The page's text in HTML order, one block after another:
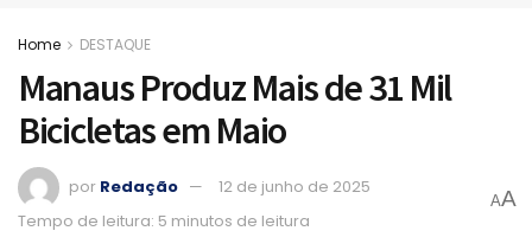
Home DESTAQUE
Manaus Produz Mais de 31 Mil
Bicicletas em Maio
por Redação
12 de junho de 2025
Tempo de leitura: 5 minutos de leitura
AA